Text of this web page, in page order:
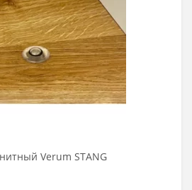
Verum STANG